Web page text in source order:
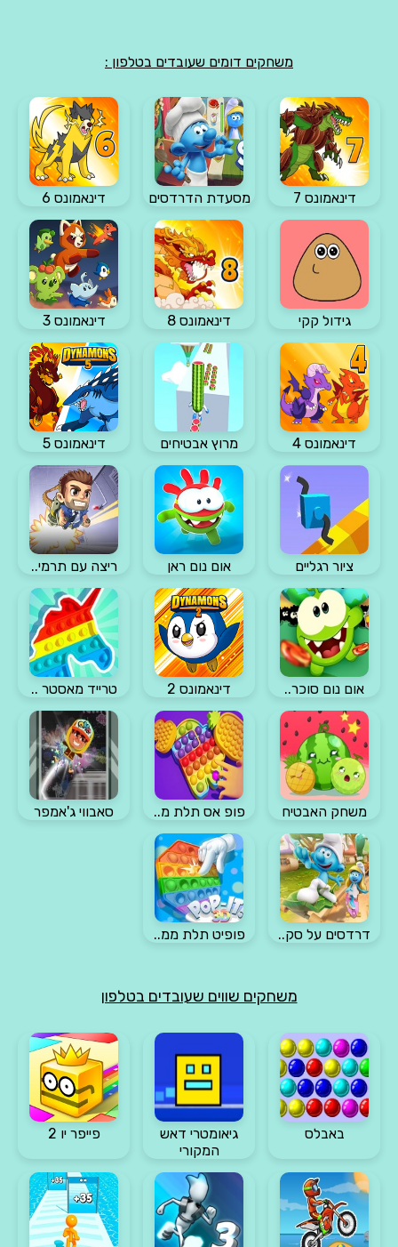
משחקים דומים שעובדים בטלפון :
דינאמונס 7 מסעדת הדרדסים דינאמונס 6
גידול קקי דינאמונס 8 דינאמונס 3
דינאמונס 4 מרוץ אבטיחים דינאמונס 5
ציור רגליים אום נום ראן ריצה עם תרמי..
אום נום סוכר.. דינאמונס 2 טרייד מאסטר ..
משחק האבטיח פופ אס תלת מ.. סאבווי ג'אמפר
דרדסים על סק.. פופיט תלת ממ..
משחקים שווים שעובדים בטלפון
באבלס
גיאומטרי דאש
המקורי
פייפר יו 2